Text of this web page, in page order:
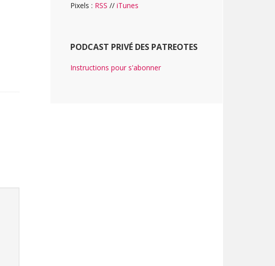
Pixels : RSS // iTunes
PODCAST PRIVÉ DES PATREOTES
Instructions pour s'abonner